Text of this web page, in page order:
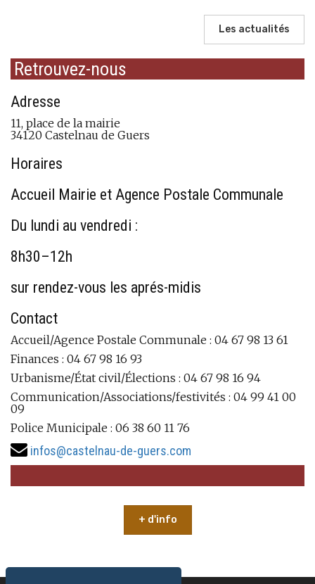
Les actualités
Retrouvez-nous
Adresse
11, place de la mairie
34120 Castelnau de Guers
Horaires
Accueil Mairie et Agence Postale Communale
Du lundi au vendredi :
8h30–12h
sur rendez-vous les aprés-midis
Contact
Accueil/Agence Postale Communale : 04 67 98 13 61
Finances : 04 67 98 16 93
Urbanisme/État civil/Élections : 04 67 98 16 94
Communication/Associations/festivités : 04 99 41 00
09
Police Municipale : 06 38 60 11 76
infos@castelnau-de-guers.com
+ d'info